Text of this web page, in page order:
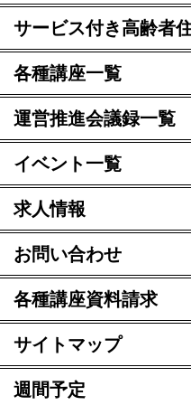
サービス付き高齢者
各種講座一覧
運営推進会議録一覧
イベント一覧
求人情報
お問い合わせ
各種講座資料請求
サイトマップ
週間予定